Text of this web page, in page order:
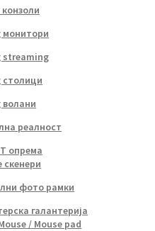
конзоли
монитори
streaming
столици
волани
реалност
опрема
скенери
фото рамки
галантерија
/ Mouse pad